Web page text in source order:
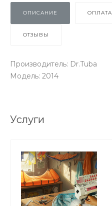
ОПИСАНИЕ ОПЛАТА
ОТЗЫВЫ
Производитель: Dr.Tuba
Модель: 2014
Услуги